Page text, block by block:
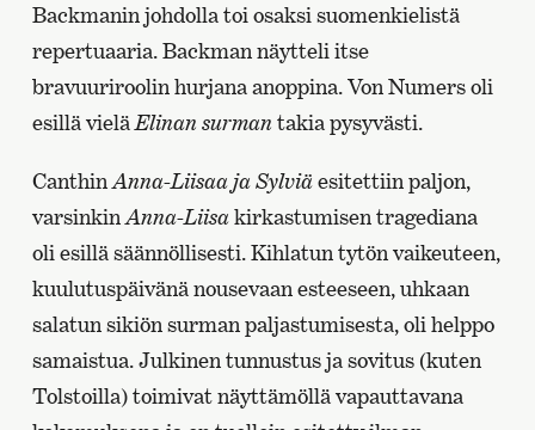
Backmanin johdolla toi osaksi suomenkielistä
repertuaaria. Backman näytteli itse
bravuuriroolin hurjana anoppina. Von Numers oli
esillä vielä Elinan surmantakia pysyvästi.
Canthin Anna-Liisaa ja Sylviäesitettiin paljon,
varsinkin Anna-Liisakirkastumisen tragediana
oli esillä säännöllisesti. Kihlatun tytön vaikeuteen,
kuulutuspäivänä nousevaan esteeseen, uhkaan
salatun sikiön surman paljastumisesta, oli helppo
samaistua. Julkinen tunnustus ja sovitus (kuten
Tolstoilla) toimivat näyttämöllä vapauttavana